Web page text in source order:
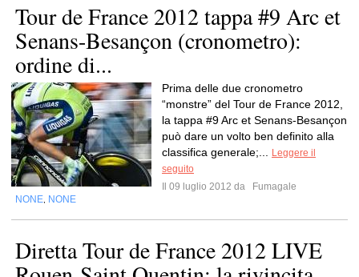
Tour de France 2012 tappa #9 Arc et
Senans-Besançon (cronometro):
ordine di...
Prima delle due cronometro
“monstre” del Tour de France 2012,
la tappa #9 Arc et Senans-Besançon
può dare un volto ben definito alla
classifica generale;...
Leggere il
seguito
Il 09 luglio 2012 da
Fumagale
NONE NONE
Diretta Tour de France 2012 LIVE